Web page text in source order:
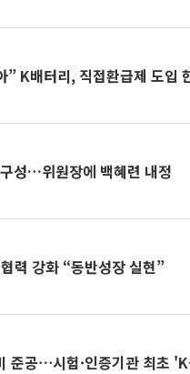
” K배터리, 직접환급제 도입
성…위원장에 백혜련 내정
력 강화 “동반성장 실현”
준공⋯시험·인증기관 최초